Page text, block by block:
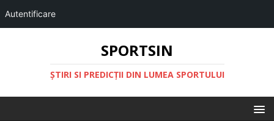
Autentificare
SPORTSIN
ŞTIRI SI PREDICŢII DIN LUMEA SPORTULUI